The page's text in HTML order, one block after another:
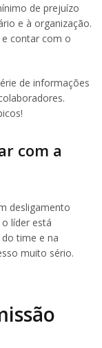
de prejuízo
e à organização.
contar com o
de informações
com a
desligamento
líder está
time e na
muito sério.